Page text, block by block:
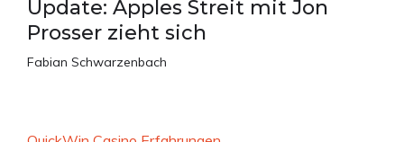
Update: Apples Streit mit Jon
Prosser zieht sich
Fabian Schwarzenbach